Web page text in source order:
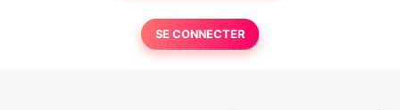
SE CONNECTER